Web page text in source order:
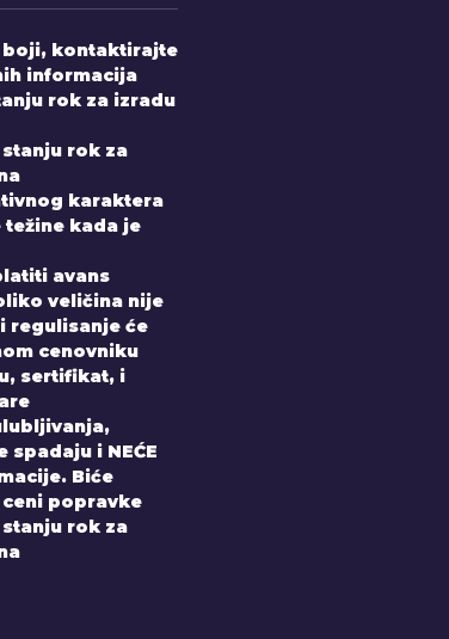
boji, kontaktirajte
informacija
rok za izradu
rok za
karaktera
težine kada je
avans
veličina nije
regulisanje će
cenovniku
sertifikat, i
i NEĆE
Biće
popravke
rok za